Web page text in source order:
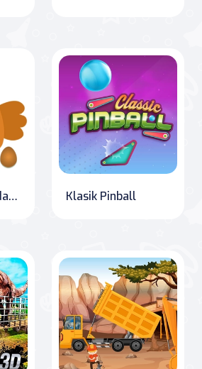
Yumurta Tuğladan Kırıcı Klasik Pinball